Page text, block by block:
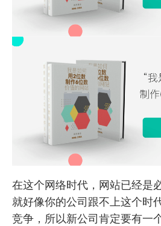
在这个网络时代，网站已经是
就好像你的公司跟不上这个时
竞争，所以新公司肯定要有一